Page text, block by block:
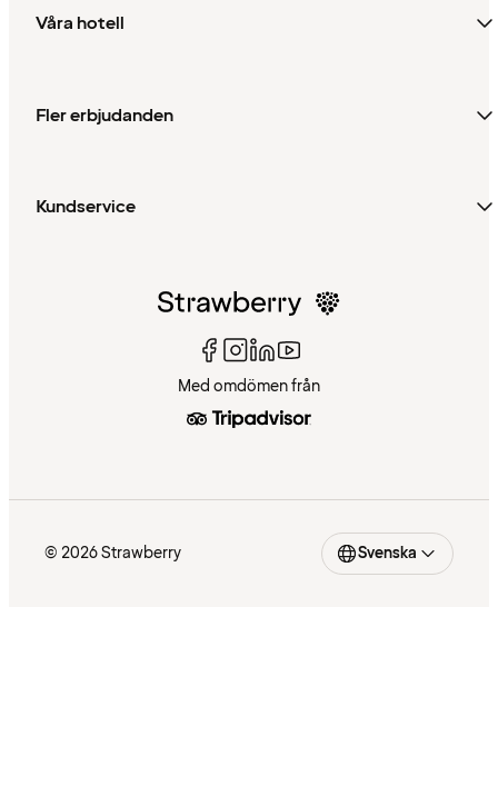
Våra hotell
Fler erbjudanden
Kundservice
Med omdömen från
© 2026 Strawberry Svenska